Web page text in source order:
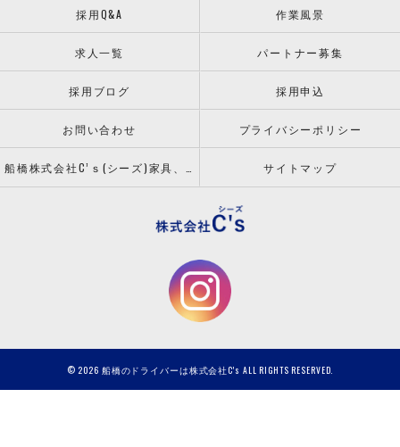
採用Q&A 作業風景
求人一覧 パートナー募集
採用ブログ 採用申込
お問い合わせ プライバシーポリシー
サイトマップ
© 2026 船橋のドライバーは株式会社C's ALL RIGHTS RESERVED.